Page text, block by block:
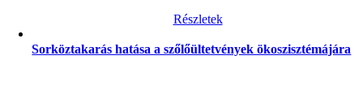
Részletek
Sorköztakarás hatása a szőlőültetvények ökoszisztémájára